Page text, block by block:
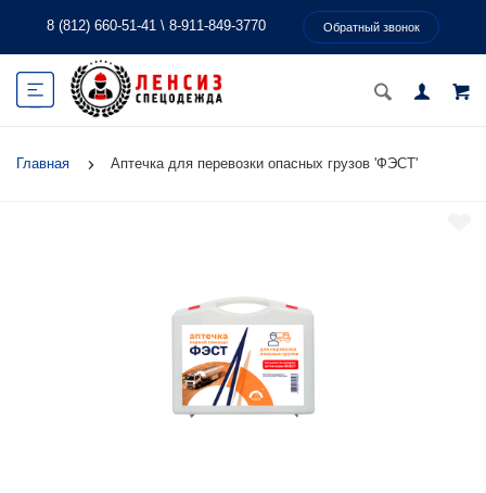
8 (812) 660-51-41 \ 8-911-849-3770 Обратный звонок
Главная Аптечка для перевозки опасных грузов 'ФЭСТ'